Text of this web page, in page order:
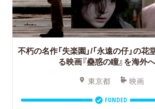
不朽の名作「失楽園」/「永遠の仔」の
る映画『蠱惑の瞳』を海外へ
東京都 映画
FUNDED